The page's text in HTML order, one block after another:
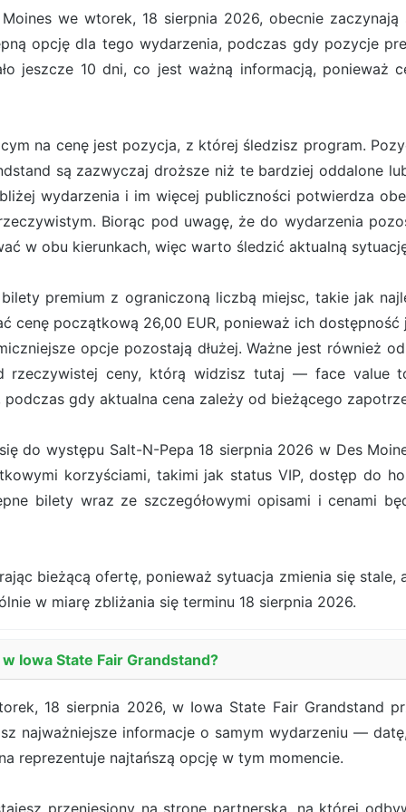
we wtorek, 18 sierpnia 2026, obecnie
opcję dla tego wydarzenia, podczas gdy pozycje
jeszcze 10 dni, co jest ważną informacją, ponieważ
na cenę jest pozycja, z której śledzisz program.
są zazwyczaj droższe niż te bardziej oddalone
wydarzenia i im więcej publiczności potwierdza
Biorąc pod uwagę, że do wydarzenia
w obu kierunkach, więc warto śledzić aktualną
premium z ograniczoną liczbą miejsc, takie jak
cenę początkową 26,00 EUR, ponieważ ich
opcje pozostają dłużej. Ważne jest również
rzeczywistej ceny, którą widzisz tutaj — face value
podczas gdy aktualna cena zależy od bieżącego
do występu Salt-N-Pepa 18 sierpnia 2026 w Des
korzyściami, takimi jak status VIP, dostęp do
bilety wraz ze szczegółowymi opisami i cenami
bieżącą ofertę, ponieważ sytuacja zmienia się
w miarę zbliżania się terminu 18 sierpnia 2026.
Iowa State Fair Grandstand?
18 sierpnia 2026, w Iowa State Fair Grandstand
najważniejsze informacje o samym wydarzeniu —
reprezentuje najtańszą opcję w tym momencie.